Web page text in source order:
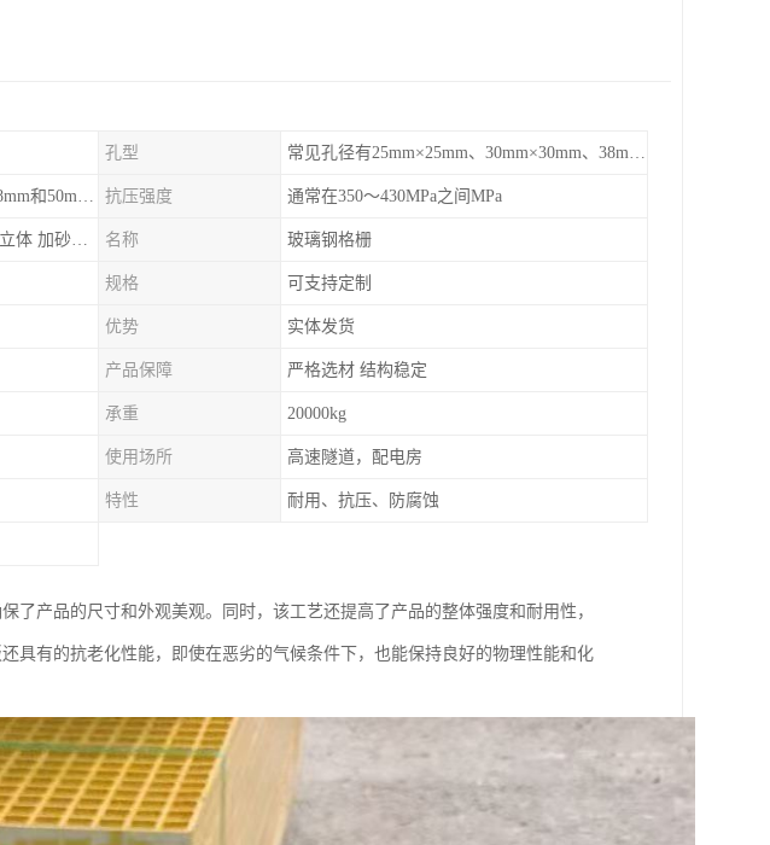
孔型 常见孔径有25mm×25mm、30mm×30mm、38mm×38mm等,
常见的有19mm、25mm、30mm、38mm和50mm等 抗压强度 通常在350～430MPa之间MPa
普通型 防滑型 ‌烤漆型 封边型 ‌微孔 立体 加砂覆面型 平面型 名称 玻璃钢格栅
规格 可支持定制
优势 实体发货
产品保障 严格选材 结构稳定
承重 20000kg
使用场所 高速隧道，配电房
特性 耐用、抗压、防腐蚀
了产品的尺寸和外观美观。同时，该工艺还提高了产品的整体强度和耐用性，
具有的抗老化性能，即使在恶劣的气候条件下，也能保持良好的物理性能和化